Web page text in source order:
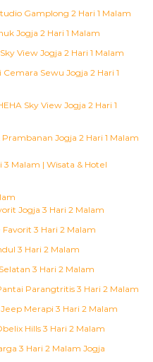
Gamplong 2 Hari 1 Malam
Jogja 2 Hari 1 Malam
View Jogja 2 Hari 1 Malam
Sewu Jogja 2 Hari 1
Sky View Jogja 2 Hari 1
Jogja 2 Hari 1 Malam
Malam | Wisata & Hotel
Jogja 3 Hari 2 Malam
3 Hari 2 Malam
3 Hari 2 Malam
3 Hari 2 Malam
Parangtritis 3 Hari 2 Malam
Merapi 3 Hari 2 Malam
Hills 3 Hari 2 Malam
3 Hari 2 Malam Jogja